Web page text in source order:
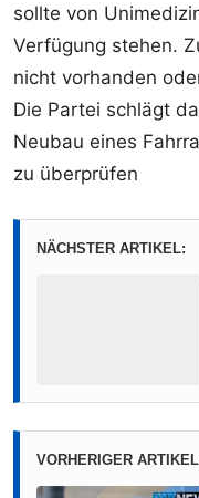
sollte von
Verfügung stehen.
nicht vorhanden
Die Partei schlägt
Neubau eines
zu überprüfen
NÄCHSTER ARTIKEL:
VORHERIGER